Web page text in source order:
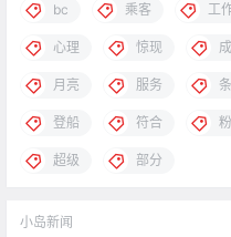
bc 乘客 工
心理 惊现
月亮 服务
登船 符合
超级 部分
小岛新闻